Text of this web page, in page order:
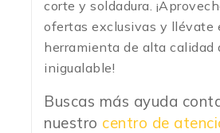
corte y soldadura.
ofertas exclusivas y llévate
herramienta de alta calidad
inigualable!
Buscas más ayuda
nuestro centro de